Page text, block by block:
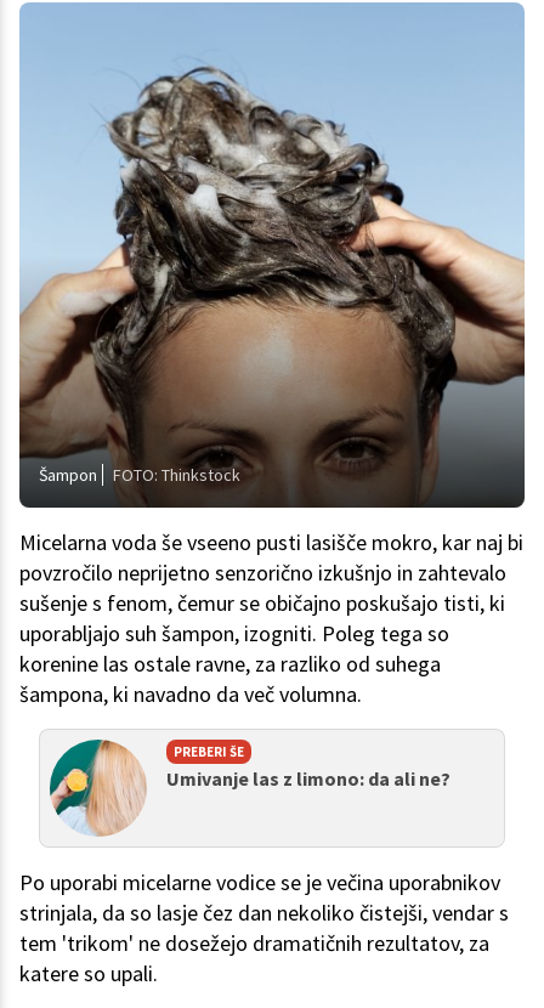
Šampon FOTO: Thinkstock
Micelarna voda še vseeno pusti lasišče mokro, kar naj bi
povzročilo neprijetno senzorično izkušnjo in zahtevalo
sušenje s fenom, čemur se običajno poskušajo tisti, ki
uporabljajo suh šampon, izogniti. Poleg tega so
korenine las ostale ravne, za razliko od suhega
šampona, ki navadno da več volumna.
PREBERI ŠE
Umivanje las z limono: da ali ne?
Po uporabi micelarne vodice se je večina uporabnikov
strinjala, da so lasje čez dan nekoliko čistejši, vendar s
tem 'trikom' ne dosežejo dramatičnih rezultatov, za
katere so upali.